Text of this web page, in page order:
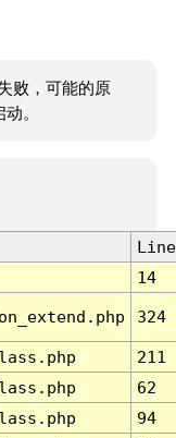
败，可能的原
。
Line
14
324
211
62
94